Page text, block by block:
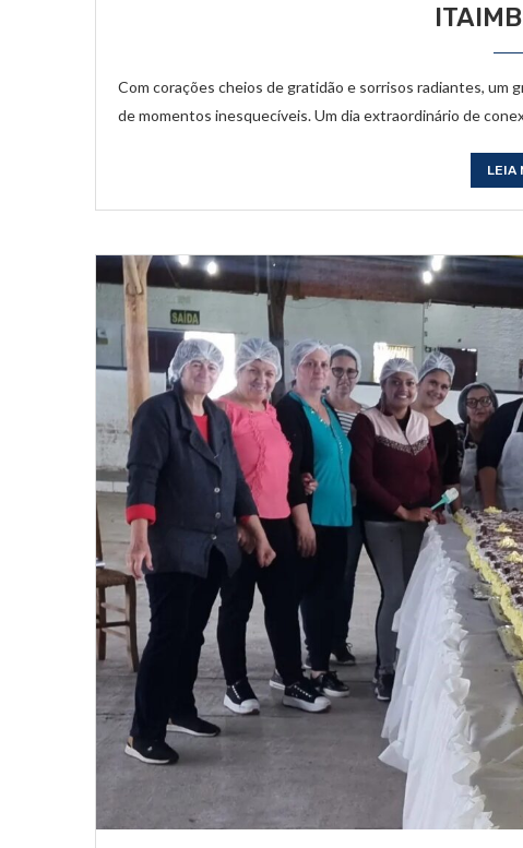
Com corações cheios de gratidão e sorrisos radiantes, um
de momentos inesquecíveis. Um dia extraordinário de
LEIA